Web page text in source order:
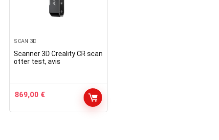
SCAN 3D
Scanner 3D Creality CR scan
otter test, avis
869,00 €